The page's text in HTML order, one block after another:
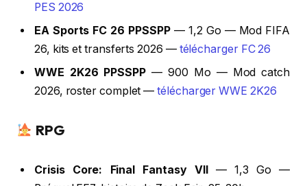
PES 2026
EA Sports FC 26 PPSSPP— 1,2 Go — Mod FIFA
26, kits et transferts 2026 — télécharger FC 26
WWE 2K26 PPSSPP — 900 Mo — Mod catch
2026, roster complet —télécharger WWE 2K26
RPG
Crisis Core: Final Fantasy VII— 1,3 Go —